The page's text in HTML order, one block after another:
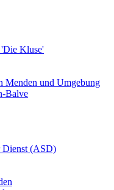
'Die Kluse'
Menden und Umgebung
Balve
Dienst (ASD)